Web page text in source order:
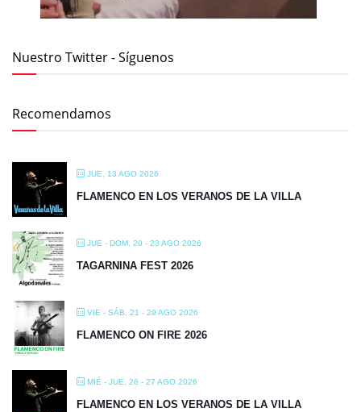
Nuestro Twitter - Síguenos
Recomendamos
JUE, 13 AGO 2026
FLAMENCO EN LOS VERANOS DE LA VILLA
JUE - DOM, 20 - 23 AGO 2026
TAGARNINA FEST 2026
VIE - SÁB, 21 - 29 AGO 2026
FLAMENCO ON FIRE 2026
MIÉ - JUE, 26 - 27 AGO 2026
FLAMENCO EN LOS VERANOS DE LA VILLA